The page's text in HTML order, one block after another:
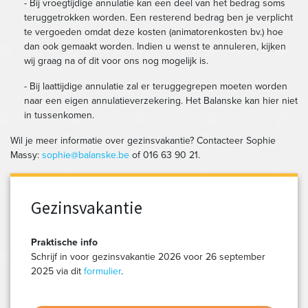
- Bij vroegtijdige annulatie kan een deel van het bedrag soms
teruggetrokken worden. Een resterend bedrag ben je verplicht
te vergoeden omdat deze kosten (animatorenkosten bv.) hoe
dan ook gemaakt worden. Indien u wenst te annuleren, kijken
wij graag na of dit voor ons nog mogelijk is.
- Bij laattijdige annulatie zal er teruggegrepen moeten worden
naar een eigen annulatieverzekering. Het Balanske kan hier niet
in tussenkomen.
Wil je meer informatie over gezinsvakantie? Contacteer Sophie
Massy: sophie@balanske.be of 016 63 90 21.
Gezinsvakantie
Praktische info
Schrijf in voor gezinsvakantie 2026 voor 26 september
2025 via dit formulier.